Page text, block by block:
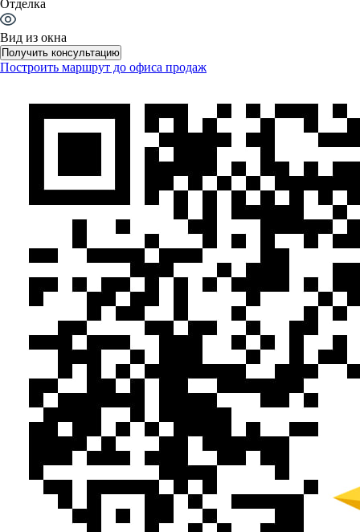
Отделка
Вид из окна
Получить консультацию
Построить маршрут до офиса продаж